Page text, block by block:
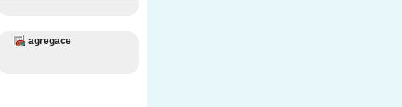
agregace